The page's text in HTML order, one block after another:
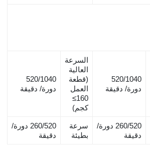
520/1040
دورة/ دقيقة
السرعة
العالية
(قطعة
العمل
≤160
كجم)
520/1040
دورة/ دقيقة
260/520 دورة/
دقيقة
سرعة
بطيئة
260/520 دورة/
دقيقة